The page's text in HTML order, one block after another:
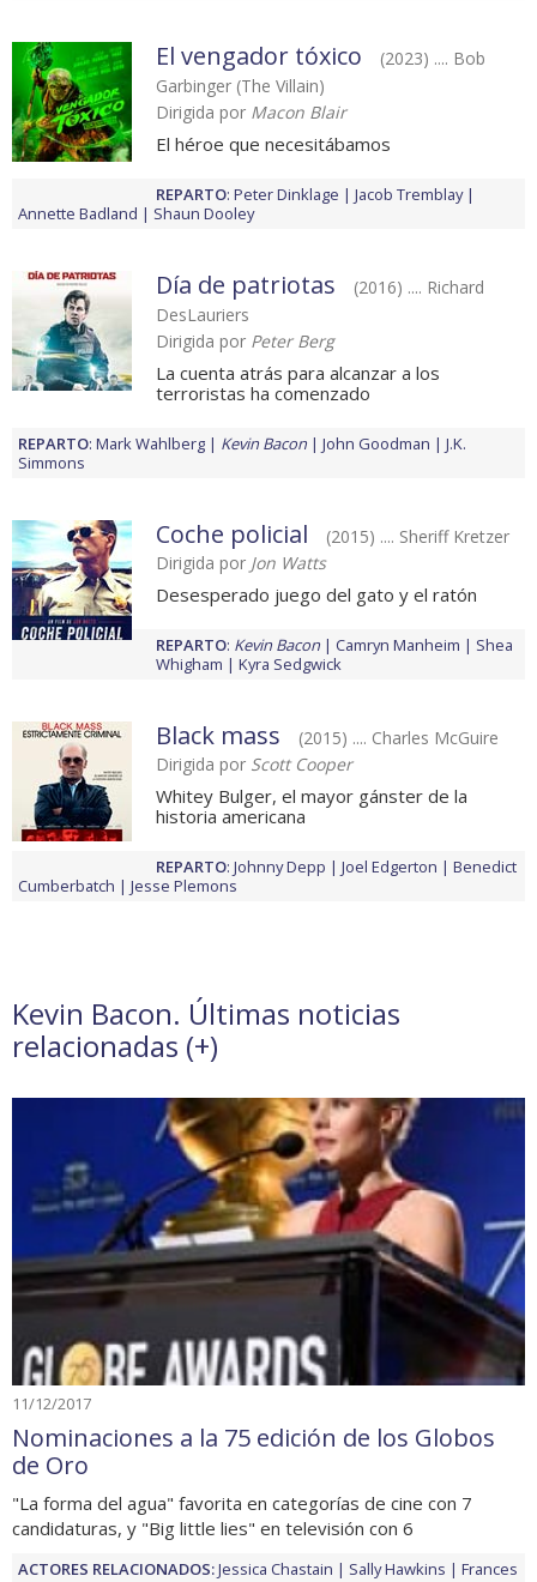
El vengador tóxico
(2023) .... Bob
Garbinger (The Villain)
Dirigida por Macon Blair
El héroe que necesitábamos
REPARTO: Peter Dinklage
Jacob Tremblay
Annette Badland
Shaun Dooley
Día de patriotas
(2016) .... Richard
DesLauriers
Dirigida por Peter Berg
La cuenta atrás para alcanzar a los
terroristas ha comenzado
REPARTO: Mark Wahlberg Kevin Bacon John Goodman
J.K.
Simmons
Coche policial
(2015) .... Sheriff Kretzer
Dirigida por Jon Watts
Desesperado juego del gato y el ratón
REPARTO: Kevin Bacon Camryn Manheim
Shea
Whigham
Kyra Sedgwick
Black mass
(2015) .... Charles McGuire
Dirigida por Scott Cooper
Whitey Bulger, el mayor gánster de la
historia americana
REPARTO: Johnny Depp Joel Edgerton
Benedict
Cumberbatch
Jesse Plemons
Kevin Bacon. Últimas noticias
relacionadas (+)
11/12/2017
Nominaciones a la 75 edición de los Globos
de Oro
"La forma del agua" favorita en categorías de cine con 7
candidaturas, y "Big little lies" en televisión con 6
ACTORES RELACIONADOS:Jessica Chastain Sally Hawkins
Frances